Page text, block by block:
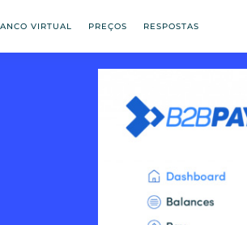
VIRTUAL PREÇOS RESPOSTAS